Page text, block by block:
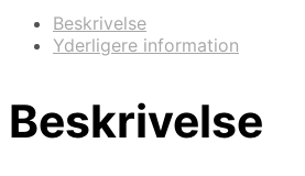
Beskrivelse
Yderligere information
Beskrivelse